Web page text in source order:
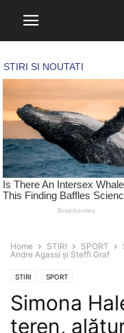
Home STIRI SPORT
Andre Agassi și Steffi Graf
STIRI SPORT
Simona
teren,